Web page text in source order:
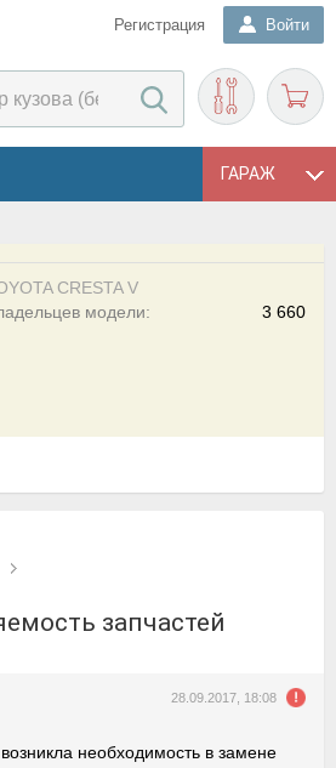
Регистрация Войти
ГАРАЖ
CRESTA V
3 660
модели:
запчастей
28.09.2017, 18:08
необходимость в замене